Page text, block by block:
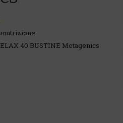
40 BUSTINE Metagenics